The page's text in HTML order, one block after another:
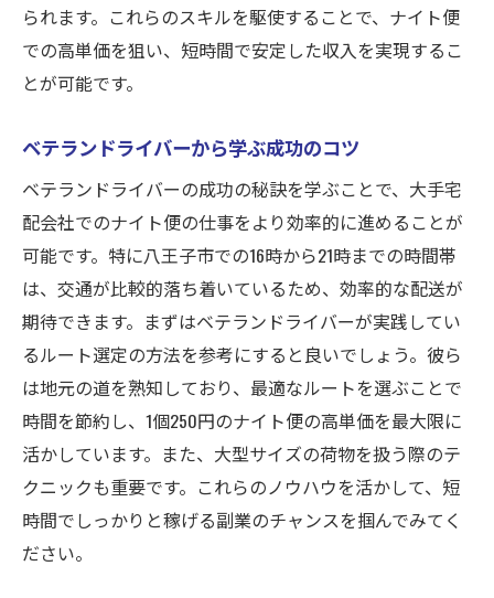
られます。これらのスキルを駆使することで、ナイト便
での高単価を狙い、短時間で安定した収入を実現するこ
とが可能です。
ベテランドライバーから学ぶ成功のコツ
ベテランドライバーの成功の秘訣を学ぶことで、大手宅
配会社でのナイト便の仕事をより効率的に進めることが
可能です。特に八王子市での16時から21時までの時間帯
は、交通が比較的落ち着いているため、効率的な配送が
期待できます。まずはベテランドライバーが実践してい
るルート選定の方法を参考にすると良いでしょう。彼ら
は地元の道を熟知しており、最適なルートを選ぶことで
時間を節約し、1個250円のナイト便の高単価を最大限に
活かしています。また、大型サイズの荷物を扱う際のテ
クニックも重要です。これらのノウハウを活かして、短
時間でしっかりと稼げる副業のチャンスを掴んでみてく
ださい。